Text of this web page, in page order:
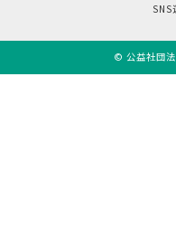
SNS
© 公益社団